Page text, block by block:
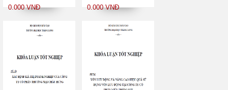
thương Việt Nam
hội nhập kinh tế
0.000 VNĐ
Cổ phần trên thị
khoán Việt Nam
0.000 VNĐ